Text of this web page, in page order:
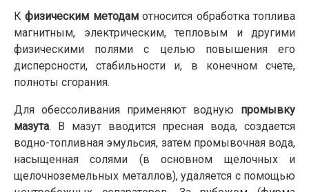
Кфизическим методамотносится обработка топлива
магнитным, электрическим, тепловым и другими
физическими полями с целью повышения его
дисперсности, стабильности и, в конечном счете,
полноты сгорания.
Для обессоливания применяют водную промывку
мазута. В мазут вводится пресная вода, создается
водно-топливная эмульсия, затем промывочная вода,
насыщенная солями (в основном щелочных и
щелочноземельных метал­лов), удаляется с помощью